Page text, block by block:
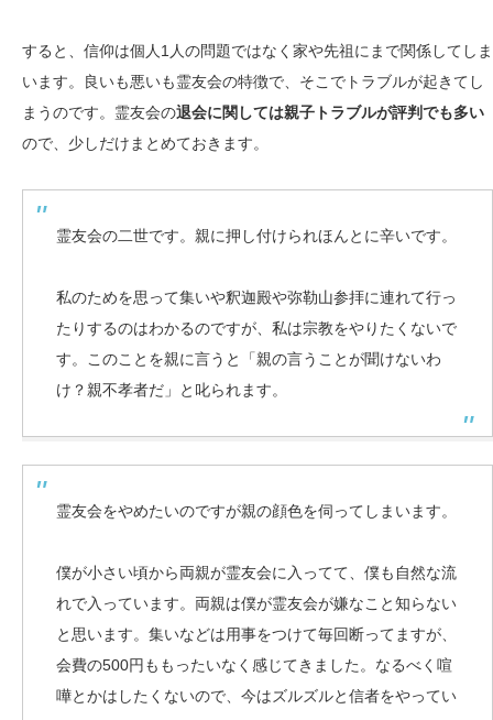
すると、信仰は個人1人の問題ではなく家や先祖にまで関係してしま
います。良いも悪いも霊友会の特徴で、そこでトラブルが起きてし
まうのです。霊友会の退会に関しては親子トラブルが評判でも多い
ので、少しだけまとめておきます。
霊友会の二世です。親に押し付けられほんとに辛いです。
私のためを思って集いや釈迦殿や弥勒山参拝に連れて行っ
たりするのはわかるのですが、私は宗教をやりたくないで
す。このことを親に言うと「親の言うことが聞けないわ
け？親不孝者だ」と叱られます。
霊友会をやめたいのですが親の顔色を伺ってしまいます。
僕が小さい頃から両親が霊友会に入ってて、僕も自然な流
れで入っています。両親は僕が霊友会が嫌なこと知らない
と思います。集いなどは用事をつけて毎回断ってますが、
会費の500円ももったいなく感じてきました。なるべく喧
嘩とかはしたくないので、今はズルズルと信者をやってい